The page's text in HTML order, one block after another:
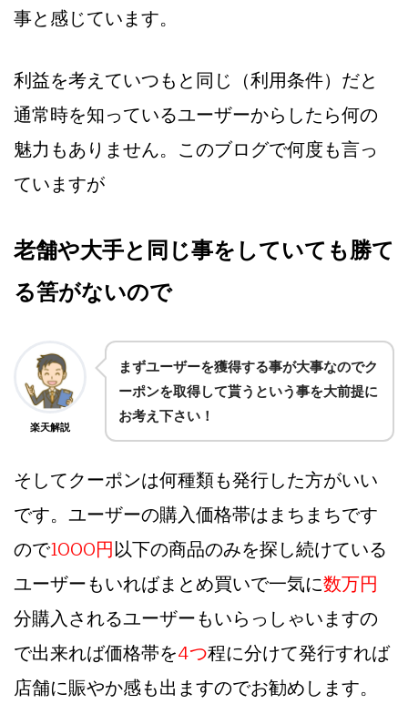
事と感じています。
利益を考えていつもと同じ（利用条件）だと
通常時を知っているユーザーからしたら何の
魅力もありません。このブログで何度も言っ
ていますが
老舗や大手と同じ事をしていても勝て
る筈がないので
楽天解説
まずユーザーを獲得する事が大事なのでク
ーポンを取得して貰うという事を大前提に
お考え下さい！
そしてクーポンは何種類も発行した方がいい
です。ユーザーの購入価格帯はまちまちです
ので1000円以下の商品のみを探し続けている
ユーザーもいればまとめ買いで一気に数万円
分購入されるユーザーもいらっしゃいますの
で出来れば価格帯を4つ程に分けて発行すれば
店舗に賑やか感も出ますのでお勧めします。